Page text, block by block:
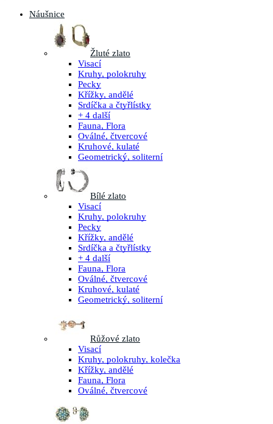
Náušnice
Žluté zlato
Visací
Kruhy, polokruhy
Pecky
Křížky, andělé
Srdíčka a čtyřlístky
+ 4 další
Fauna, Flora
Oválné, čtvercové
Kruhové, kulaté
Geometrický, soliterní
Bílé zlato
Visací
Kruhy, polokruhy
Pecky
Křížky, andělé
Srdíčka a čtyřlístky
+ 4 další
Fauna, Flora
Oválné, čtvercové
Kruhové, kulaté
Geometrický, soliterní
Růžové zlato
Visací
Kruhy, polokruhy, kolečka
Křížky, andělé
Fauna, Flora
Oválné, čtvercové